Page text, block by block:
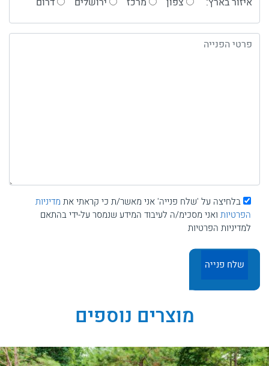
בלחיצה על 'שלח פנייה' אני מאשר/ת כי קראתי את מדיניות
הפרטיות ואני מסכימ/ה לעיבוד המידע שנמסר על-ידי בהתאם
למדיניות הפרטיות
מוצרים נוספים